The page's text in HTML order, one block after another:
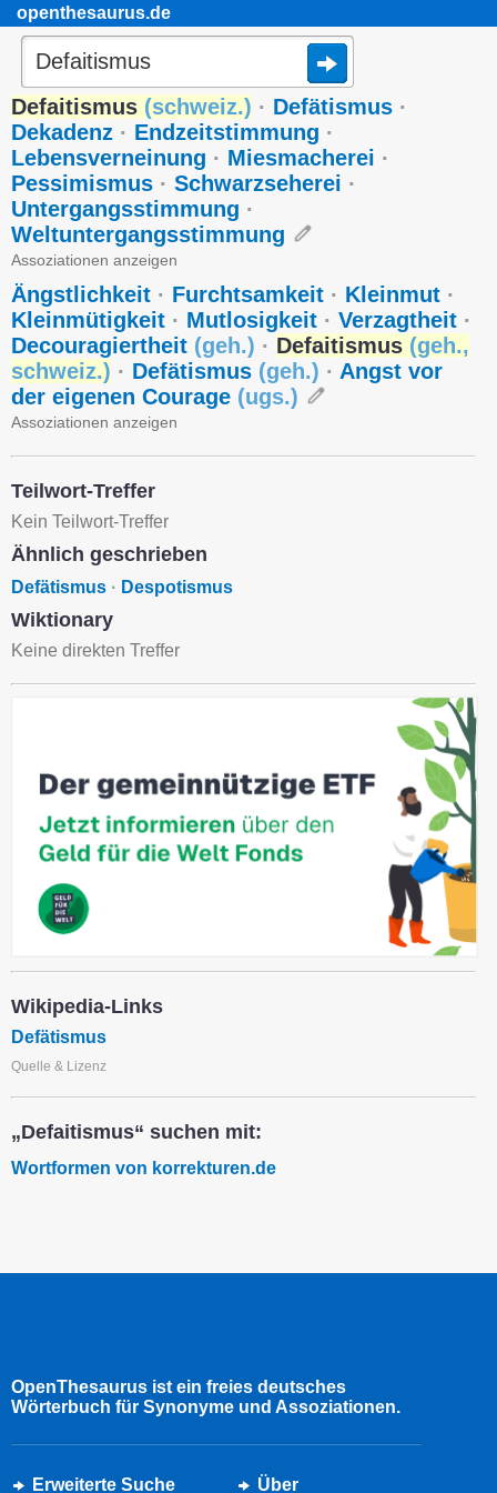
openthesaurus.de
Defaitismus (schweiz.) · Defätismus ·
Dekadenz · Endzeitstimmung ·
Lebensverneinung · Miesmacherei ·
Pessimismus · Schwarzseherei ·
Untergangsstimmung ·
Weltuntergangsstimmung
Assoziationen anzeigen
Ängstlichkeit · Furchtsamkeit · Kleinmut ·
Kleinmütigkeit · Mutlosigkeit · Verzagtheit ·
Decouragiertheit (geh.) · Defaitismus (geh.,
schweiz.) · Defätismus (geh.) · Angst vor
der eigenen Courage (ugs.)
Assoziationen anzeigen
Teilwort-Treffer
Kein Teilwort-Treffer
Ähnlich geschrieben
Defätismus · Despotismus
Wiktionary
Keine direkten Treffer
Wikipedia-Links
Defätismus
Quelle & Lizenz
„Defaitismus“ suchen mit:
Wortformen von korrekturen.de
OpenThesaurus ist ein freies deutsches
Wörterbuch für Synonyme und Assoziationen.
Erweiterte Suche Über